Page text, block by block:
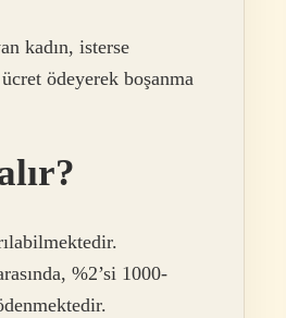
kadın, isterse
ödeyerek boşanma
%2’si 1000-